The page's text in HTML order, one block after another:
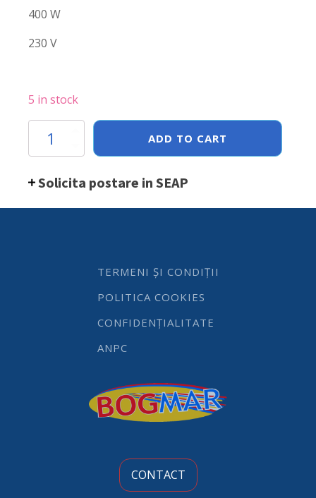
400 W
230 V
5 in stock
Milkshaker
de
l
ADD TO CART
Solicita postare in SEAP
TERMENI ȘI CONDIȚII
POLITICA COOKIES
CONFIDENȚIALITATE
ANPC
CONTACT